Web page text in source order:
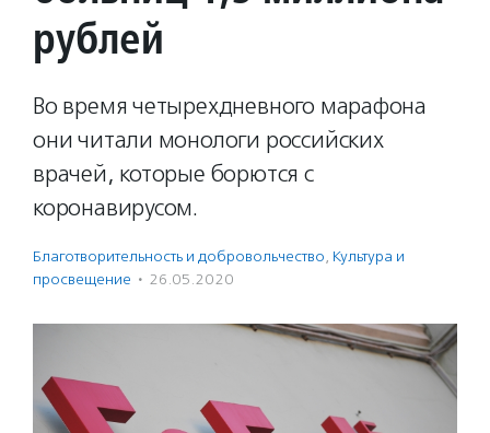
рублей
Во время четырехдневного марафона
они читали монологи российских
врачей, которые борются с
коронавирусом.
Благотвори­тель­ность и доброволь­чест­во, Культура и
просвещение · 26.05.2020